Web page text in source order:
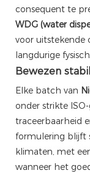
consequent te
WDG (water
voor uitstekende
langdurige
Bewezen
Elke batch van
onder strikte
traceerbaarheid
formulering blijft
klimaten, met
wanneer het